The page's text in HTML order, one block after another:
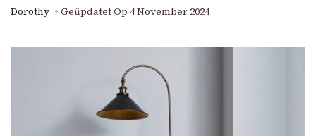
Dorothy Geüpdatet Op 4 November 2024